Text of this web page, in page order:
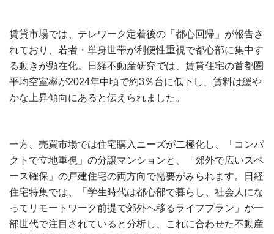
賃貸市場では、テレワーク定着後の「都心回帰」が報告さ
れており、若者・単身世帯が利便性重視で都心部に集中す
る動きが顕在化。日経不動産研究では、賃貸住宅の首都圏
平均空室率が2024年中頃で約3％台に低下し、賃料は緩や
かな上昇傾向にあると伝えられました。
一方、売買市場では住宅購入ニーズが二極化し、「コンパ
クトで立地重視」の分譲マンションと、「郊外で広いスペ
ース確保」の戸建住宅の両方向で需要がみられます。日経
住宅特集では、「学生時代は都心部で暮らし、社会人にな
ってリモートワーク前提で郊外へ移るライフプラン」が一
部世代で注目されていると分析し、これに合わせた不動産